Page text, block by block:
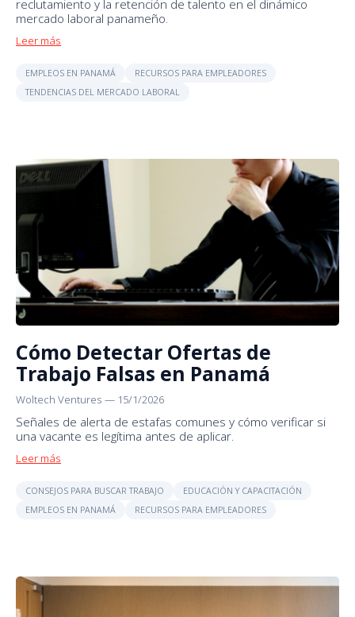
reclutamiento y la retención de talento en el dinámico
mercado laboral panameño.
Leer más
EMPLEOS EN PANAMÁ
RECURSOS PARA EMPLEADORES
TENDENCIAS DEL MERCADO LABORAL
Cómo Detectar Ofertas de
Trabajo Falsas en Panamá
Woltech Ventures — 15/1/2026
Señales de alerta de estafas comunes y cómo verificar si
una vacante es legítima antes de aplicar.
Leer más
CONSEJOS PARA BUSCAR TRABAJO
EDUCACIÓN Y CAPACITACIÓN
EMPLEOS EN PANAMÁ
RECURSOS PARA EMPLEADORES